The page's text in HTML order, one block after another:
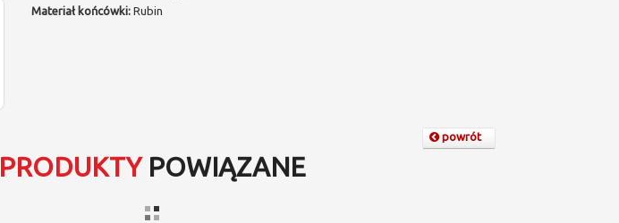
Materiał końcówki:Rubin
powrót
PRODUKTYPOWIĄZANE